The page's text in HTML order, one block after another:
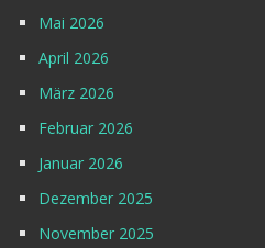
Mai 2026
April 2026
März 2026
Februar 2026
Januar 2026
Dezember 2025
November 2025